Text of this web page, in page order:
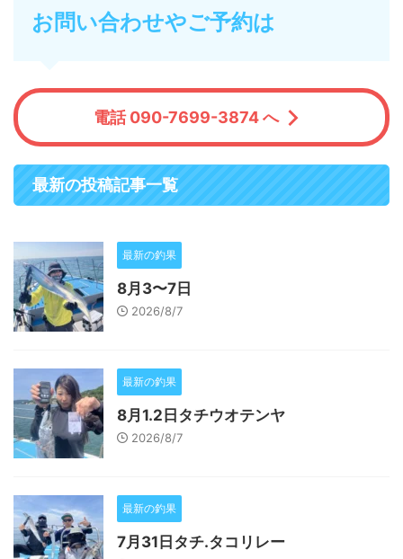
お問い合わせやご予約は
電話 090-7699-3874 へ
最新の投稿記事一覧
最新の釣果
8月3〜7日
2026/8/7
最新の釣果
8月1.2日タチウオテンヤ
2026/8/7
最新の釣果
7月31日タチ.タコリレー